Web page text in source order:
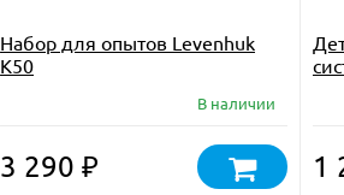
Набор для опытов Levenhuk
K50
В наличии
3 290 ₽ 1